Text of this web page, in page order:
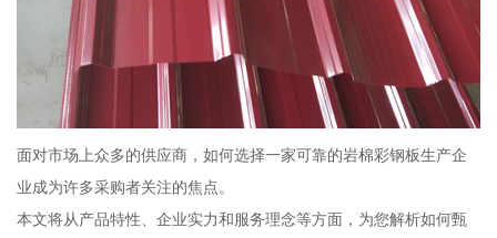
面对市场上众多的供应商，如何选择一家可靠的岩棉彩钢板生产企
业成为许多采购者关注的焦点。
本文将从产品特性、企业实力和服务理念等方面，为您解析如何甄